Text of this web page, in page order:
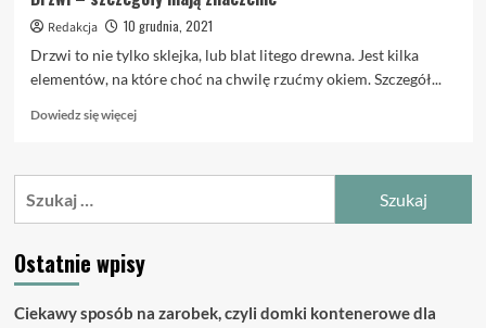
Redakcja
10 grudnia, 2021
Drzwi to nie tylko sklejka, lub blat litego drewna. Jest kilka
elementów, na które choć na chwilę rzućmy okiem. Szczegół...
Dowiedz się więcejDowiedz
o
mają
znaczenie
Ostatnie wpisy
Ciekawy sposób na zarobek, czyli domki kontenerowe dla